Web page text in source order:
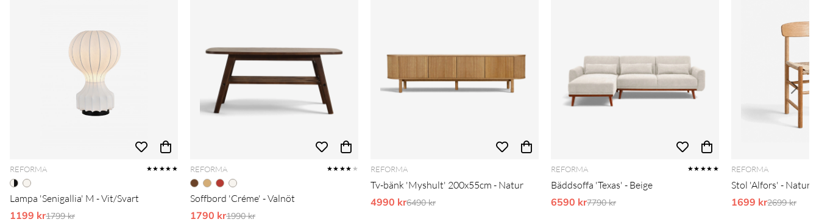
REFORMA ★★★★★
Lampa 'Senigallia' M - Vit/Svart
1199 krOrdinarie pris:
1799 kr
REFORMA ★★★★ ★
Soffbord 'Créme' - Valnöt
1790 krOrdinarie pris:
1990 kr
REFORMA
Tv-bänk 'Myshult' 200x55cm - Natur
4990 krOrdinarie pris:
6490 kr
REFORMA ★★★★★
Bäddsoffa 'Texas' - Beige
6590 krOrdinarie pris:
7790 kr
REFORMA
Stol 'Alfors' - Natur
1699 krOrdinarie
2699 kr